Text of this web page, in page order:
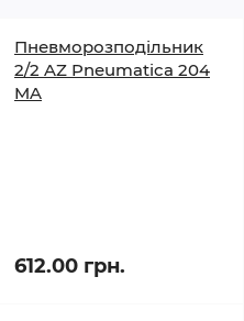
Пневморозподільник
2/2 AZ Pneumatica 204
MA
612.00 грн.